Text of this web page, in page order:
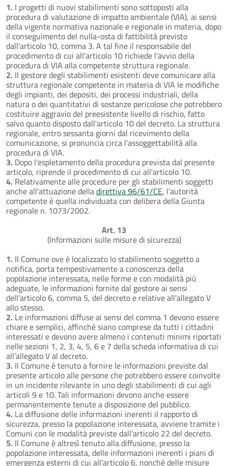
1. I progetti di nuovi stabilimenti sono sottoposti alla
procedura di valutazione di impatto ambientale (VIA), ai sensi
della vigente normativa nazionale e regionale in materia, dopo
il conseguimento del nulla-osta di fattibilità previsto
dall'articolo 10, comma 3. A tal fine il responsabile del
procedimento di cui all'articolo 10 richiede l'avvio della
procedura di VIA alla competente struttura regionale.
2. Il gestore degli stabilimenti esistenti deve comunicare alla
struttura regionale competente in materia di VIA le modifiche
degli impianti, dei depositi, dei processi industriali, della
natura o dei quantitativi di sostanze pericolose che potrebbero
costituire aggravio del preesistente livello di rischio, fatto
salvo quanto disposto dall'articolo 10 del decreto. La struttura
regionale, entro sessanta giorni dal ricevimento della
comunicazione, si pronuncia circa l'assoggettabilità alla
procedura di VIA.
3. Dopo l'espletamento della procedura prevista dal presente
articolo, riprende il procedimento di cui all'articolo 10.
4. Relativamente alle procedure per gli stabilimenti soggetti
anche all'attuazione delladirettiva 96/61/CE, l'autorità
competente è quella individuata con delibera della Giunta
regionale n. 1073/2002.
Art. 13
(Informazioni sulle misure di sicurezza)
1. Il Comune ove è localizzato lo stabilimento soggetto a
notifica, porta tempestivamente a conoscenza della
popolazione interessata, nelle forme e con modalità più
adeguate, le informazioni fornite dal gestore ai sensi
dell'articolo 6, comma 5, del decreto e relative all'allegato V
allo stesso.
2. Le informazioni diffuse ai sensi del comma 1 devono essere
chiare e semplici, affinché siano comprese da tutti i cittadini
interessati e devono avere almeno i contenuti minimi riportati
nelle sezioni 1, 2, 3, 4, 5, 6 e 7 della scheda informativa di cui
all'allegato V al decreto.
3. Il Comune è tenuto a fornire le informazioni previste dal
presente articolo alle persone che potrebbero essere coinvolte
in un incidente rilevante in uno degli stabilimenti di cui agli
articoli 9 e 10. Tali informazioni devono anche essere
permanentemente tenute a disposizione del pubblico.
4. La diffusione delle informazioni inerenti il rapporto di
sicurezza, presso la popolazione interessata, avviene tramite i
Comuni con le modalità previste dall'articolo 22 del decreto.
5. Il Comune è altresì tenuto alla diffusione, presso la
popolazione interessata, delle informazioni inerenti i piani di
emergenza esterni di cui all'articolo 6, nonché delle misure